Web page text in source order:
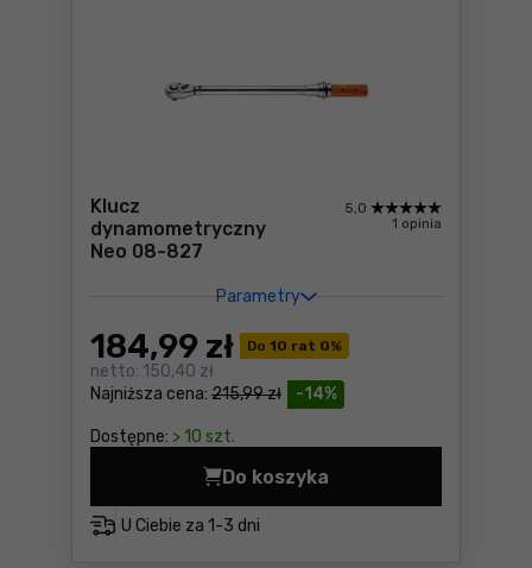
Klucz
dynamometryczny
Neo 08-827
Parametry
5,0
1 opinia
Do 10 rat 0%
-14%
Najniższa cena: 215,99 zł
184,99 zł
netto: 150,40 zł
Dostępne: > 10 szt.
U Ciebie za 1-3 dni
Do koszyka
Klucz dynamometryczny